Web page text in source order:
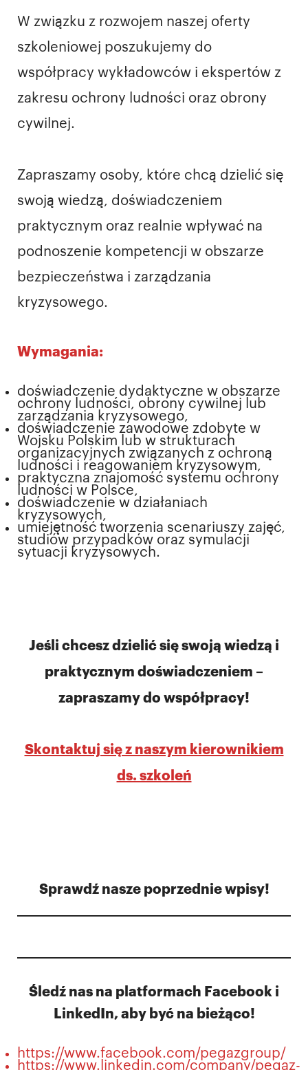
W związku z rozwojem naszej oferty
szkoleniowej poszukujemy do
współpracy wykładowców i ekspertów z
zakresu ochrony ludności oraz obrony
cywilnej.
Zapraszamy osoby, które chcą dzielić się
swoją wiedzą, doświadczeniem
praktycznym oraz realnie wpływać na
podnoszenie kompetencji w obszarze
bezpieczeństwa i zarządzania
kryzysowego.
Wymagania:
doświadczenie dydaktyczne w obszarze
ochrony ludności, obrony cywilnej lub
zarządzania kryzysowego,
doświadczenie zawodowe zdobyte w
Wojsku Polskim lub w strukturach
organizacyjnych związanych z ochroną
ludności i reagowaniem kryzysowym,
praktyczna znajomość systemu ochrony
ludności w Polsce,
doświadczenie w działaniach
kryzysowych,
umiejętność tworzenia scenariuszy zajęć,
studiów przypadków oraz symulacji
sytuacji kryzysowych.
Jeśli chcesz dzielić się swoją wiedzą i
praktycznym doświadczeniem –
zapraszamy do współpracy!
Skontaktuj się z naszym kierownikiem
ds. szkoleń
Sprawdź nasze poprzednie wpisy!
Śledź nas na platformach Facebook i
LinkedIn, aby być na bieżąco!
https://www.facebook.com/pegazgroup/
https://www.linkedin.com/company/pegaz-